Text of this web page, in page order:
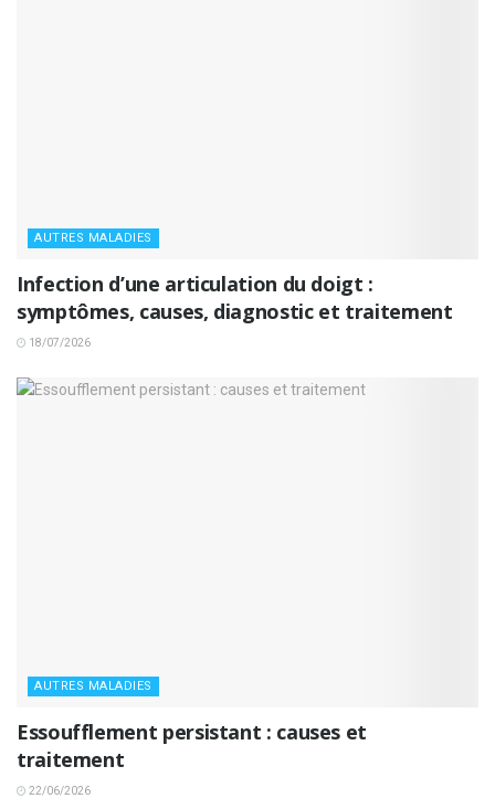
AUTRES MALADIES
Infection d’une articulation du doigt :
symptômes, causes, diagnostic et traitement
18/07/2026
AUTRES MALADIES
Essoufflement persistant : causes et
traitement
22/06/2026